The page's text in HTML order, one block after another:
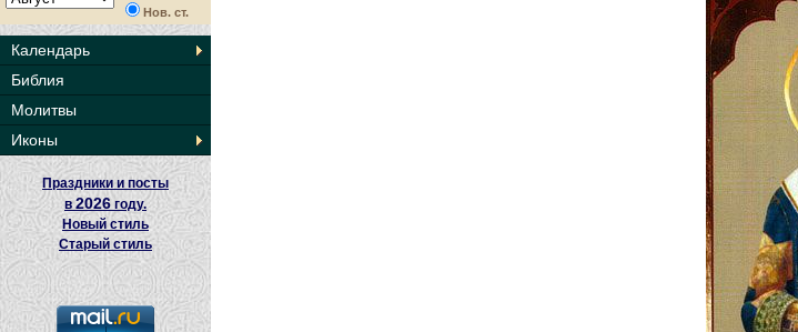
Нов. ст.
Календарь
Библия
Молитвы
Иконы
Праздники и посты
в2026 году.
Новый стиль
Старый стиль